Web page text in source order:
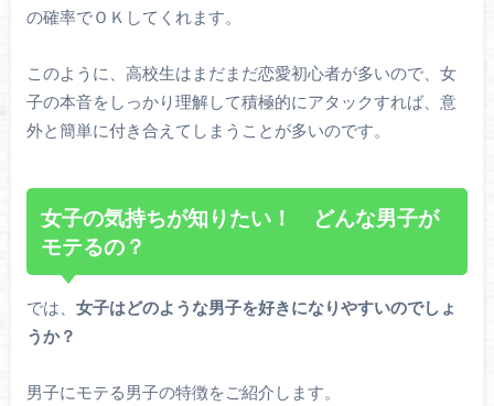
の確率でＯＫしてくれます。
このように、高校生はまだまだ恋愛初心者が多いので、女
子の本音をしっかり理解して積極的にアタックすれば、意
外と簡単に付き合えてしまうことが多いのです。
女子の気持ちが知りたい！ どんな男子が
モテるの？
では、 女子はどのような男子を好きになりやすいのでしょ
うか？
男子にモテる男子の特徴をご紹介します。